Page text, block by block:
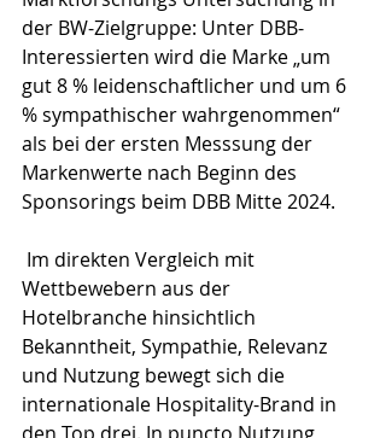
der BW-Zielgruppe: Unter DBB-
Interessierten wird die Marke „um
gut 8 % leidenschaftlicher und um 6
% sympathischer wahrgenommen“
als bei der ersten Messsung der
Markenwerte nach Beginn des
Sponsorings beim DBB Mitte 2024.
Wettbewebern aus der
Hotelbranche hinsichtlich
Bekanntheit, Sympathie, Relevanz
und Nutzung bewegt sich die
internationale Hospitality-Brand in